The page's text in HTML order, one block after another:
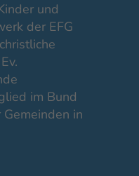
und
der EFG
im Bund
in